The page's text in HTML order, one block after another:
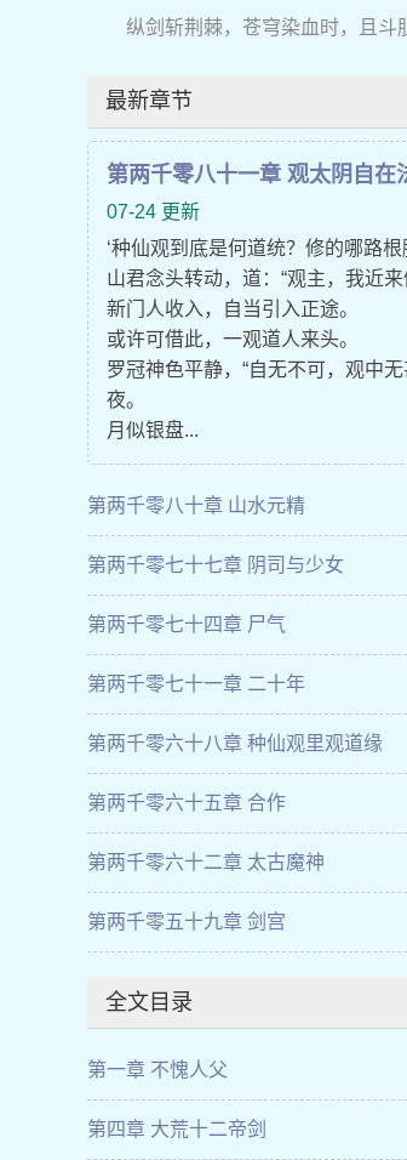
纵剑斩荆棘，苍穹染血时，且斗
最新章节
第两千零八十一章 观太阴自在
07-24 更新
‘种仙观到底是何道统？修的哪路根
山君念头转动，道：“观主，我近
新门人收入，自当引入正途。
或许可借此，一观道人来头。
罗冠神色平静，“自无不可，观中
夜。
月似银盘...
第两千零八十章 山水元精
第两千零七十七章 阴司与少女
第两千零七十四章 尸气
第两千零七十一章 二十年
第两千零六十八章 种仙观里观道缘
第两千零六十五章 合作
第两千零六十二章 太古魔神
第两千零五十九章 剑宫
全文目录
第一章 不愧人父
第四章 大荒十二帝剑